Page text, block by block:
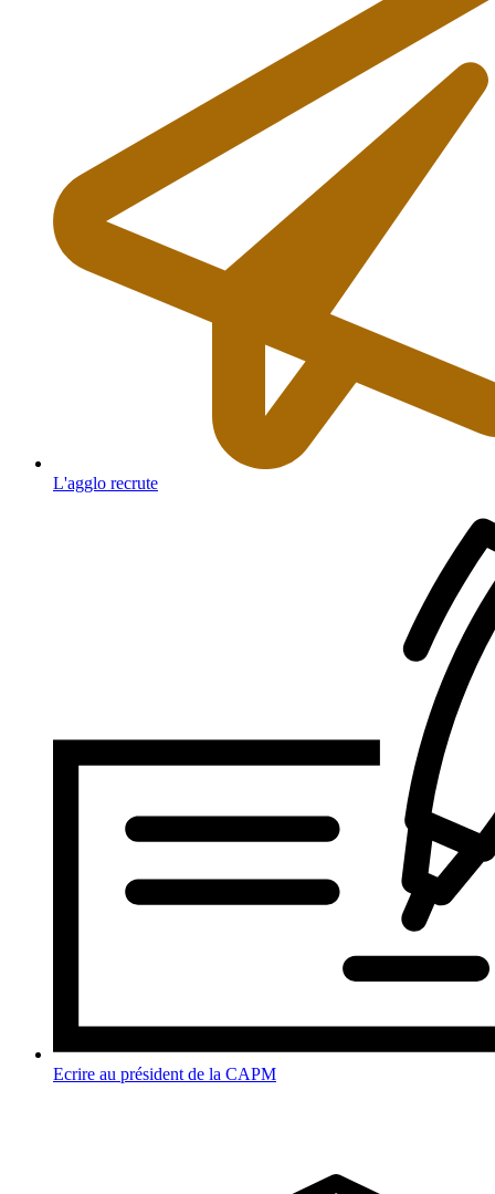
L'agglo recrute
Ecrire au président de la CAPM